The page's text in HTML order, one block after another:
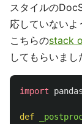
スタイルの
応していないよ
こちらのstack
してもらいまし
import pandas
def